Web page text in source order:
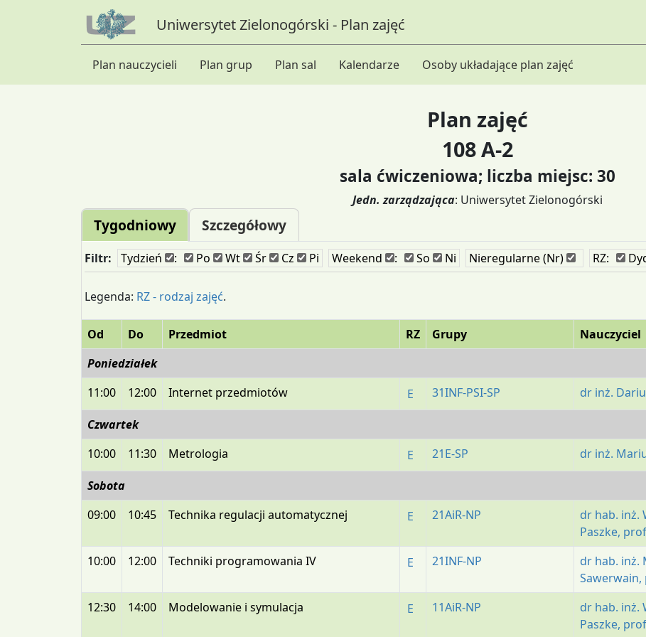
Uniwersytet Zielonogórski - Plan zajęć
Plan nauczycieli Plan grup Plan sal Kalendarze Osoby układające plan zajęć
Plan zajęć
108 A-2
sala ćwiczeniowa; liczba miejsc: 30
Jedn. zarządzająca: Uniwersytet Zielonogórski
Tygodniowy Szczegółowy
Filtr: Tydzień : Po Wt Śr Cz Pi Weekend : So Ni Nieregularne (Nr) RZ:
Legenda: RZ - rodzaj zajęć.
Od Do Przedmiot RZ Grupy Nauczyciel
Poniedziałek
11:00
12:00 Internet przedmiotów E 31INF-PSI-SP dr inż.
Czwartek
10:00
11:30 Metrologia E 21E-SP dr inż.
Sobota
09:00
10:45 Technika regulacji automatycznej E 21AiR-NP
dr hab. inż.
Paszke,
10:00 12:00 Techniki programowania IV E 21INF-NP
dr hab. inż.
Sawerwain,
12:30 14:00 Modelowanie i symulacja E 11AiR-NP
dr hab. inż.
Paszke,